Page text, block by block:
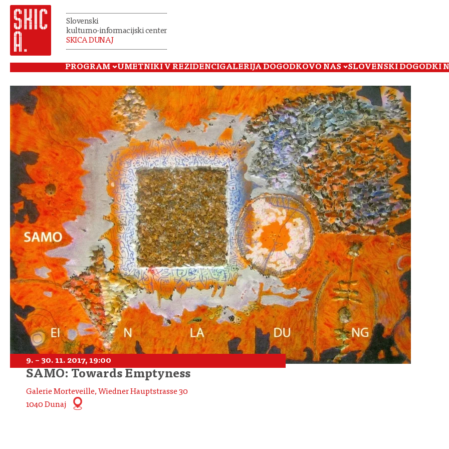
Slovenski
kulturno-informacijski center
SKICA DUNAJ
PROGRAM UMETNIKI V REZIDENCIGALERIJA DOGODKOVO NAS SLOVENSKI DOGODKI
9. – 30. 11. 2017, 19:00
SAMO: Towards Emptyness
Galerie Morteveille, Wiedner Hauptstrasse 30
1040 Dunaj